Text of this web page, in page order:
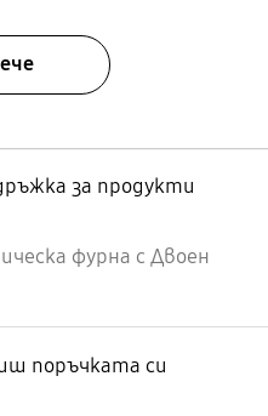
за продукти
фурна с Двоен
поръчката си